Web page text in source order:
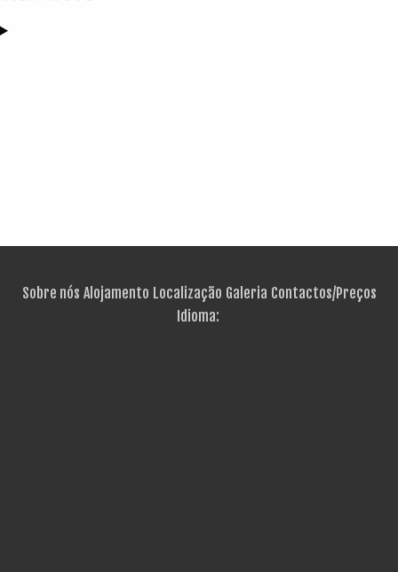
Sobre nós Alojamento Localização Galeria Contactos/Preços
Idioma: